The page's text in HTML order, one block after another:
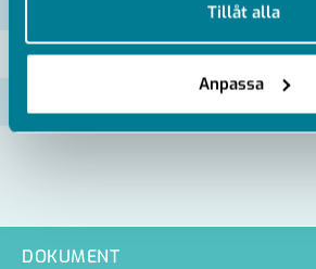
Tillåt alla
Anpassa
E/S4IC050
DOKUMENT